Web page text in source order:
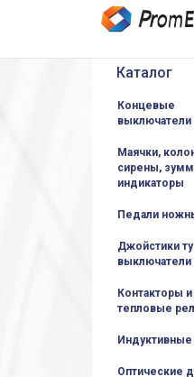
Каталог
Концевые
выключатели
Маячки,
сирены,
индикаторы
Педали
Джойстики
выключатели
Контакторы и
тепловые
Индуктивные
Оптические